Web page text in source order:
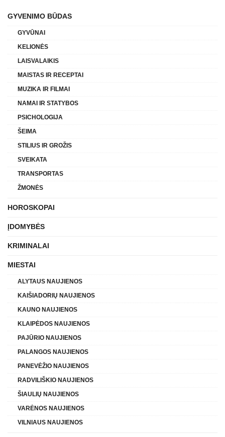
GYVENIMO BŪDAS
GYVŪNAI
KELIONĖS
LAISVALAIKIS
MAISTAS IR RECEPTAI
MUZIKA IR FILMAI
NAMAI IR STATYBOS
PSICHOLOGIJA
ŠEIMA
STILIUS IR GROŽIS
SVEIKATA
TRANSPORTAS
ŽMONĖS
HOROSKOPAI
ĮDOMYBĖS
KRIMINALAI
MIESTAI
ALYTAUS NAUJIENOS
KAIŠIADORIŲ NAUJIENOS
KAUNO NAUJIENOS
KLAIPĖDOS NAUJIENOS
PAJŪRIO NAUJIENOS
PALANGOS NAUJIENOS
PANEVĖŽIO NAUJIENOS
RADVILIŠKIO NAUJIENOS
ŠIAULIŲ NAUJIENOS
VARĖNOS NAUJIENOS
VILNIAUS NAUJIENOS